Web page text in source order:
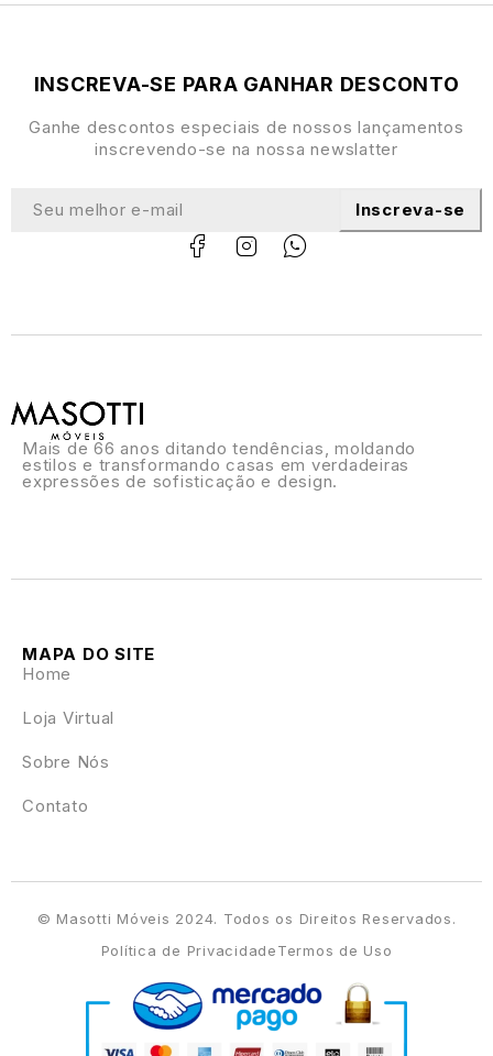
Mais de 66 anos ditando tendências, moldando
estilos e transformando casas em verdadeiras
expressões de sofisticação e design.
MAPA DO SITE
Home
Loja Virtual
Sobre Nós
Contato
INSCREVA-SE PARA GANHAR DESCONTO
Ganhe descontos especiais de nossos lançamentos
inscrevendo-se na nossa newslatter
Inscreva-se
Política de PrivacidadeTermos de Uso
© Masotti Móveis 2024. Todos os Direitos Reservados.